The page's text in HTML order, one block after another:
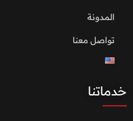
المدونة
تواصل معنا
خدماتنا